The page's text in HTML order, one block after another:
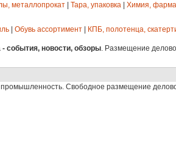
металлопрокат Тара, упаковка Химия,
Обувь ассортимент КПБ, полотенца,
события, новости, обзоры. Размещение
промышленность. Свободное размещение